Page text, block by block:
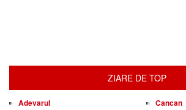
ZIARE DE TOP
Adevarul
Cancan